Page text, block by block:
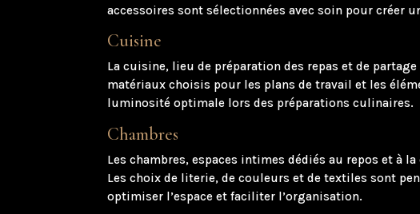
accessoires sont sélectionnées avec soin pour créer
Cuisine
La cuisine, lieu de préparation des repas et de
matériaux choisis pour les plans de travail et les
luminosité optimale lors des préparations culinaires.
Chambres
Les chambres, espaces intimes dédiés au repos et à
Les choix de literie, de couleurs et de textiles sont
optimiser l’espace et faciliter l’organisation.